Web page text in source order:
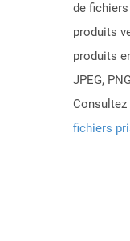
de
produits
produits
JPEG,
fichiers